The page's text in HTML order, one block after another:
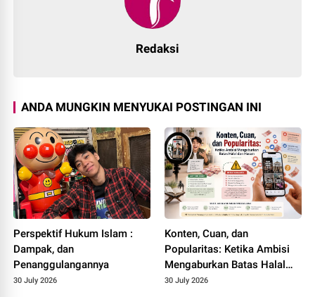
Redaksi
ANDA MUNGKIN MENYUKAI POSTINGAN INI
Perspektif Hukum Islam :
Dampak, dan
Penanggulangannya
30 July 2026
Konten, Cuan, dan
Popularitas: Ketika Ambisi
Mengaburkan Batas Halal
dan Haram
30 July 2026